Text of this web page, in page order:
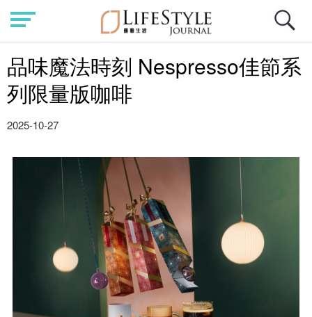
品味魔法時刻 Nespresso佳節系
列限量版咖啡
2025-10-27